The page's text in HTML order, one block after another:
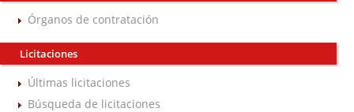
Órganos de contratación
Licitaciones
Últimas licitaciones
Búsqueda de licitaciones